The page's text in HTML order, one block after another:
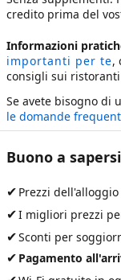
credito prima del
Informazioni
importanti per te,
consigli sui
Se avete bisogno di
le domande
Buono a
✔ Prezzi
✔I migliori prezzi
✔Sconti per
✔ Pagamento